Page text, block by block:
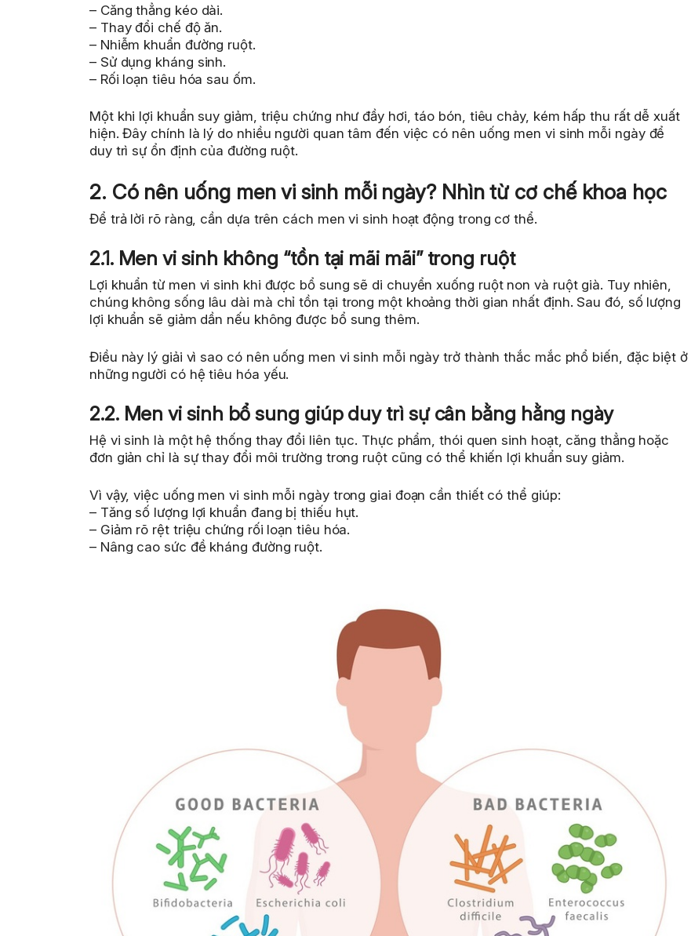
– Căng thẳng kéo dài.
– Thay đổi chế độ ăn.
– Nhiễm khuẩn đường ruột.
– Sử dụng kháng sinh.
– Rối loạn tiêu hóa sau ốm.
Một khi lợi khuẩn suy giảm, triệu chứng như đầy hơi, táo bón, tiêu chảy, kém hấp thu rất dễ xuất
hiện. Đây chính là lý do nhiều người quan tâm đến việc có nên uống men vi sinh mỗi ngày để
duy trì sự ổn định của đường ruột.
2. Có nên uống men vi sinh mỗi ngày? Nhìn từ cơ chế khoa học
Để trả lời rõ ràng, cần dựa trên cách men vi sinh hoạt động trong cơ thể.
2.1. Men vi sinh không “tồn tại mãi mãi” trong ruột
Lợi khuẩn từ men vi sinh khi được bổ sung sẽ di chuyển xuống ruột non và ruột già. Tuy nhiên,
chúng không sống lâu dài mà chỉ tồn tại trong một khoảng thời gian nhất định. Sau đó, số lượng
lợi khuẩn sẽ giảm dần nếu không được bổ sung thêm.
Điều này lý giải vì sao có nên uống men vi sinh mỗi ngày trở thành thắc mắc phổ biến, đặc biệt ở
những người có hệ tiêu hóa yếu.
2.2. Men vi sinh bổ sung giúp duy trì sự cân bằng hằng ngày
Hệ vi sinh là một hệ thống thay đổi liên tục. Thực phẩm, thói quen sinh hoạt, căng thẳng hoặc
đơn giản chỉ là sự thay đổi môi trường trong ruột cũng có thể khiến lợi khuẩn suy giảm.
Vì vậy, việc uống men vi sinh mỗi ngày trong giai đoạn cần thiết có thể giúp:
– Tăng số lượng lợi khuẩn đang bị thiếu hụt.
– Giảm rõ rệt triệu chứng rối loạn tiêu hóa.
– Nâng cao sức đề kháng đường ruột.